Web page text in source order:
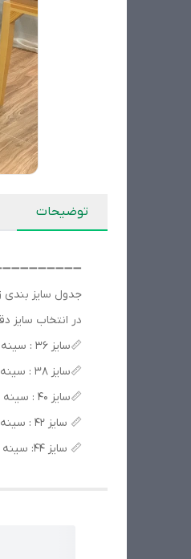
توضیحات
جدول سایز بندی
در انتخاب سایز دقت کنید - لباس
📏سایز 36 : سینه 86 / کمر 76 / باسن 100
📏سایز 38 : سینه 90 / کمر 80 / باسن 105
📏سایز 40 : سینه 94. / کمر 84 / باسن 110
📏 سایز 42 : سینه 102 / کمر 86 / باسن 115
📏 سایز 44: سینه 110 / کمر 94 / باسن 120